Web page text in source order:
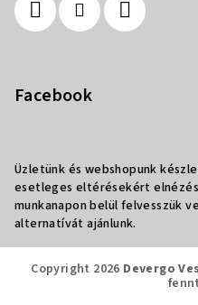
Facebook
Üzletünk és webshopunk
esetleges eltérésekért
munkanapon belül felvesszük
alternatívát ajánlunk.
Copyright 2026 Devergo